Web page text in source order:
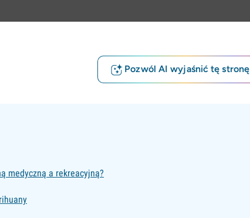
Pozwól AI wyjaśnić tę stronę
medyczną a rekreacyjną?